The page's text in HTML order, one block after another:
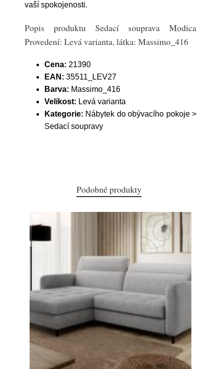
vaší spokojenosti.
Popis produktu Sedací souprava Modica
Provedení: Levá varianta, látka: Massimo_416
Cena: 21390
EAN: 35511_LEV27
Barva: Massimo_416
Velikost: Levá varianta
Kategorie: Nábytek do obývacího pokoje >
Sedací soupravy
Podobné produkty